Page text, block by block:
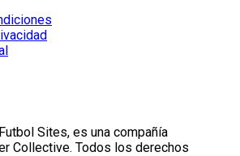
Sites, es una compañía
Collective. Todos los derechos